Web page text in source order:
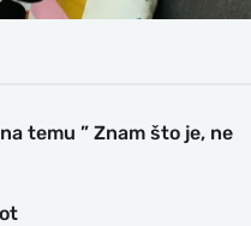
temu ” Znam što je, ne